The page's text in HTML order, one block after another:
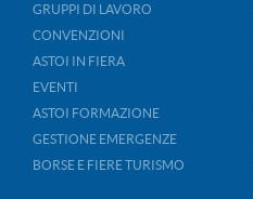
GRUPPI DI LAVORO
CONVENZIONI
ASTOI IN FIERA
EVENTI
ASTOI FORMAZIONE
GESTIONE EMERGENZE
BORSE E FIERE TURISMO